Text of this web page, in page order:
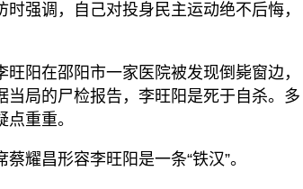
强调，自己对投身民主运动绝不后悔，
阳在邵阳市一家医院被发现倒毙窗边，
局的尸检报告，李旺阳是死于自杀。多
重重。
耀昌形容李旺阳是一条“铁汉”。